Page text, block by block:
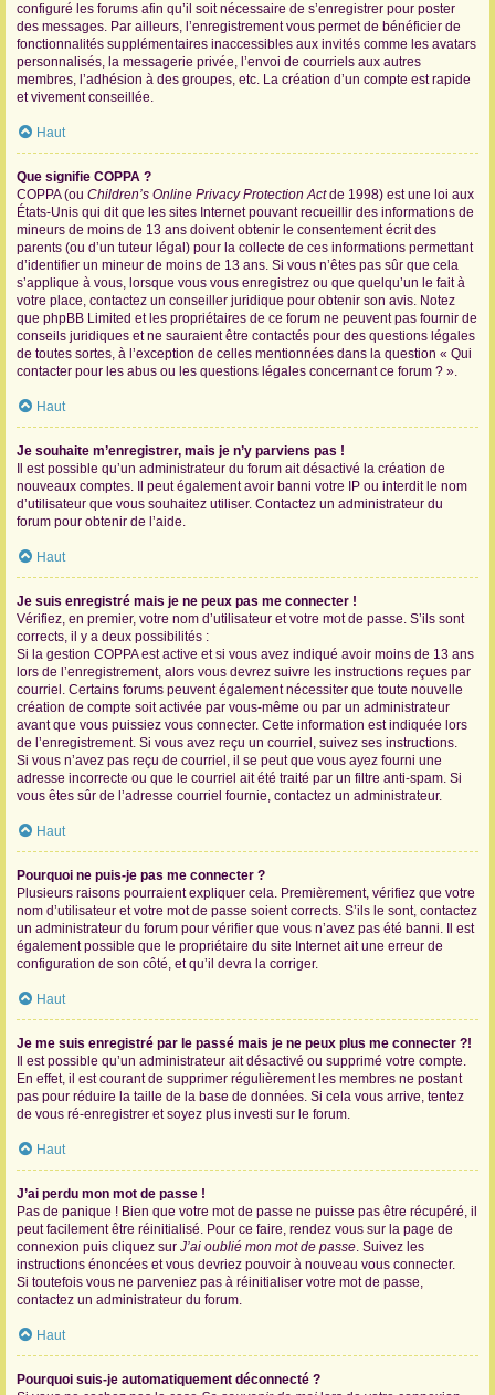
configuré les forums afin qu’il soit nécessaire de s’enregistrer pour poster
des messages. Par ailleurs, l’enregistrement vous permet de bénéficier de
fonctionnalités supplémentaires inaccessibles aux invités comme les avatars
personnalisés, la messagerie privée, l’envoi de courriels aux autres
membres, l’adhésion à des groupes, etc. La création d’un compte est rapide
et vivement conseillée.
Haut
Que signifie COPPA ?
COPPA (ou Children’s Online Privacy Protection Actde 1998) est une loi aux
États-Unis qui dit que les sites Internet pouvant recueillir des informations de
mineurs de moins de 13 ans doivent obtenir le consentement écrit des
parents (ou d’un tuteur légal) pour la collecte de ces informations permettant
d’identifier un mineur de moins de 13 ans. Si vous n’êtes pas sûr que cela
s’applique à vous, lorsque vous vous enregistrez ou que quelqu’un le fait à
votre place, contactez un conseiller juridique pour obtenir son avis. Notez
que phpBB Limited et les propriétaires de ce forum ne peuvent pas fournir de
conseils juridiques et ne sauraient être contactés pour des questions légales
de toutes sortes, à l’exception de celles mentionnées dans la question « Qui
contacter pour les abus ou les questions légales concernant ce forum ? ».
Haut
Je souhaite m’enregistrer, mais je n’y parviens pas !
Il est possible qu’un administrateur du forum ait désactivé la création de
nouveaux comptes. Il peut également avoir banni votre IP ou interdit le nom
d’utilisateur que vous souhaitez utiliser. Contactez un administrateur du
forum pour obtenir de l’aide.
Haut
Je suis enregistré mais je ne peux pas me connecter !
Vérifiez, en premier, votre nom d’utilisateur et votre mot de passe. S’ils sont
corrects, il y a deux possibilités :
Si la gestion COPPA est active et si vous avez indiqué avoir moins de 13 ans
lors de l’enregistrement, alors vous devrez suivre les instructions reçues par
courriel. Certains forums peuvent également nécessiter que toute nouvelle
création de compte soit activée par vous-même ou par un administrateur
avant que vous puissiez vous connecter. Cette information est indiquée lors
de l’enregistrement. Si vous avez reçu un courriel, suivez ses instructions.
Si vous n’avez pas reçu de courriel, il se peut que vous ayez fourni une
adresse incorrecte ou que le courriel ait été traité par un filtre anti-spam. Si
vous êtes sûr de l’adresse courriel fournie, contactez un administrateur.
Haut
Pourquoi ne puis-je pas me connecter ?
Plusieurs raisons pourraient expliquer cela. Premièrement, vérifiez que votre
nom d’utilisateur et votre mot de passe soient corrects. S’ils le sont, contactez
un administrateur du forum pour vérifier que vous n’avez pas été banni. Il est
également possible que le propriétaire du site Internet ait une erreur de
configuration de son côté, et qu’il devra la corriger.
Haut
Je me suis enregistré par le passé mais je ne peux plus me connecter ?!
Il est possible qu’un administrateur ait désactivé ou supprimé votre compte.
En effet, il est courant de supprimer régulièrement les membres ne postant
pas pour réduire la taille de la base de données. Si cela vous arrive, tentez
de vous ré-enregistrer et soyez plus investi sur le forum.
Haut
J’ai perdu mon mot de passe !
Pas de panique ! Bien que votre mot de passe ne puisse pas être récupéré, il
peut facilement être réinitialisé. Pour ce faire, rendez vous sur la page de
connexion puis cliquez sur J’ai oublié mon mot de passe. Suivez les
instructions énoncées et vous devriez pouvoir à nouveau vous connecter.
Si toutefois vous ne parveniez pas à réinitialiser votre mot de passe,
contactez un administrateur du forum.
Haut
Pourquoi suis-je automatiquement déconnecté ?